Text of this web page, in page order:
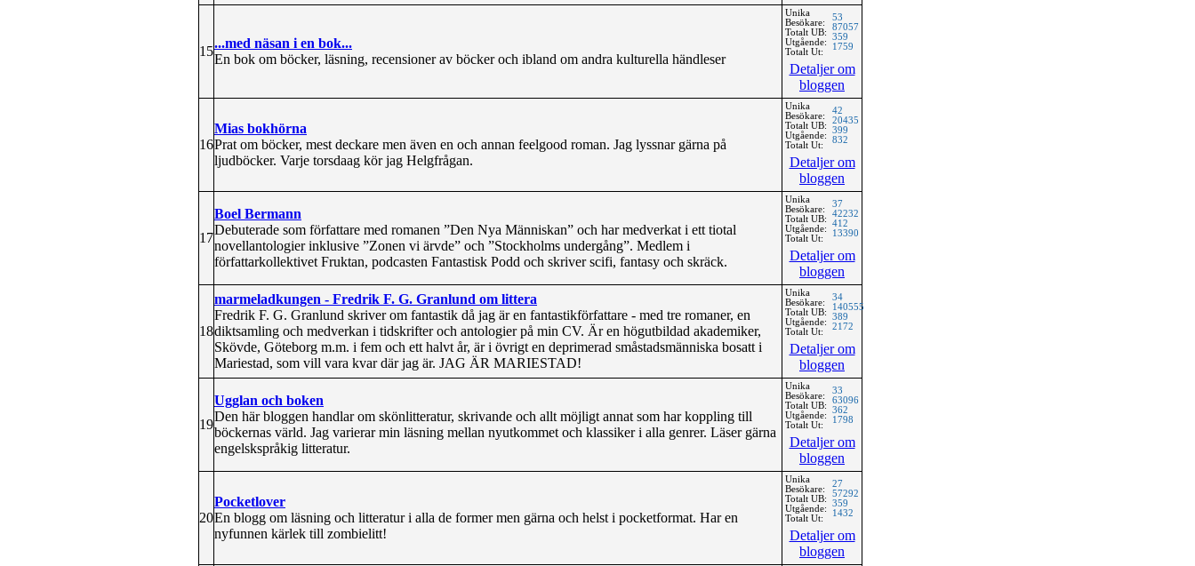
15
...med näsan i en bok...
En bok om böcker, läsning, recensioner av böcker och ibland om andra kulturella händleser
Unika
Besökare:
Totalt UB:
Utgående:
Totalt Ut:
53
87057
359
1759
Detaljer om
bloggen
16
Mias bokhörna
Prat om böcker, mest deckare men även en och annan feelgood roman. Jag lyssnar gärna på
ljudböcker. Varje torsdaag kör jag Helgfrågan.
Unika
Besökare:
Totalt UB:
Utgående:
Totalt Ut:
42
20435
399
832
Detaljer om
bloggen
17
Boel Bermann
Debuterade som författare med romanen ”Den Nya Människan” och har medverkat i ett tiotal
novellantologier inklusive ”Zonen vi ärvde” och ”Stockholms undergång”. Medlem i
författarkollektivet Fruktan, podcasten Fantastisk Podd och skriver scifi, fantasy och skräck.
Unika
Besökare:
Totalt UB:
Utgående:
Totalt Ut:
37
42232
412
13390
Detaljer om
bloggen
18
marmeladkungen - Fredrik F. G. Granlund om littera
Fredrik F. G. Granlund skriver om fantastik då jag är en fantastikförfattare - med tre romaner, en
diktsamling och medverkan i tidskrifter och antologier på min CV. Är en högutbildad akademiker,
Skövde, Göteborg m.m. i fem och ett halvt år, är i övrigt en deprimerad småstadsmänniska bosatt i
Mariestad, som vill vara kvar där jag är. JAG ÄR MARIESTAD!
Unika
Besökare:
Totalt UB:
Utgående:
Totalt Ut:
34
140555
389
2172
Detaljer om
bloggen
19
Ugglan och boken
Den här bloggen handlar om skönlitteratur, skrivande och allt möjligt annat som har koppling till
böckernas värld. Jag varierar min läsning mellan nyutkommet och klassiker i alla genrer. Läser gärna
engelskspråkig litteratur.
Unika
Besökare:
Totalt UB:
Utgående:
Totalt Ut:
33
63096
362
1798
Detaljer om
bloggen
20
Pocketlover
En blogg om läsning och litteratur i alla de former men gärna och helst i pocketformat. Har en
nyfunnen kärlek till zombielitt!
Unika
Besökare:
Totalt UB:
Utgående:
Totalt Ut:
27
57292
359
1432
Detaljer om
bloggen